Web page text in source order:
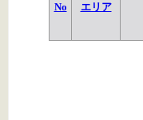
No エリア